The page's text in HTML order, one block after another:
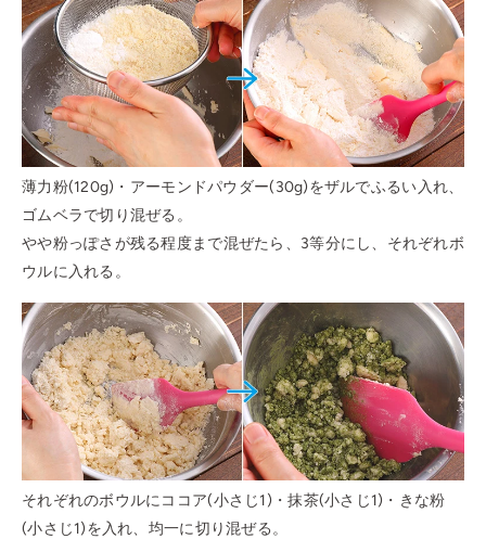
薄力粉(120g)・アーモンドパウダー(30g)をザルでふるい入れ、
ゴムベラで切り混ぜる。
やや粉っぽさが残る程度まで混ぜたら、3等分にし、それぞれボ
ウルに入れる。
それぞれのボウルにココア(小さじ1)・抹茶(小さじ1)・きな粉
(小さじ1)を入れ、均一に切り混ぜる。